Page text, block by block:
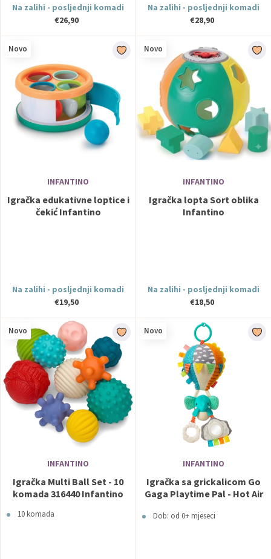
Na zalihi - posljednji komadi
€26,90
Na zalihi - posljednji komadi
€28,90
Novo
INFANTINO
Igračka edukativne loptice i
čekić Infantino
Na zalihi - posljednji komadi
€19,50
Novo
INFANTINO
Igračka lopta Sort oblika
Infantino
Na zalihi - posljednji komadi
€18,50
Novo
INFANTINO
Igračka Multi Ball Set - 10
komada 316440 Infantino
10 komada
Novo
INFANTINO
Igračka sa grickalicom Go
Gaga Playtime Pal - Hot Air
Dob: od 0+ mjeseci